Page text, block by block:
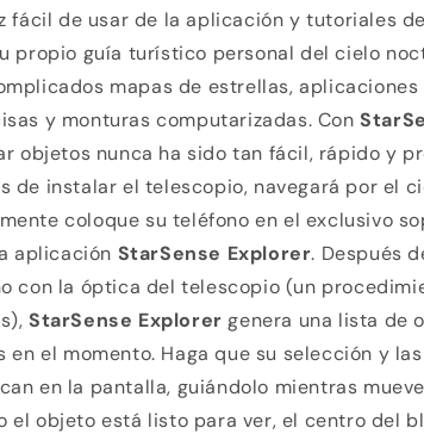
fácil de usar de la aplicación y tutoriales
propio guía turístico personal del cielo
mapas de estrellas,
y monturas computarizadas. Con
objetos nunca ha sido tan fácil, rápido y
de instalar el telescopio, navegará por el
coloque su teléfono en el exclusivo
aplicación StarSense Explorer. Después
con la óptica del telescopio (un
StarSense Explorer genera una lista de
en el momento. Haga que su selección y
en la pantalla, guiándolo mientras
el objeto está listo para ver, el centro del